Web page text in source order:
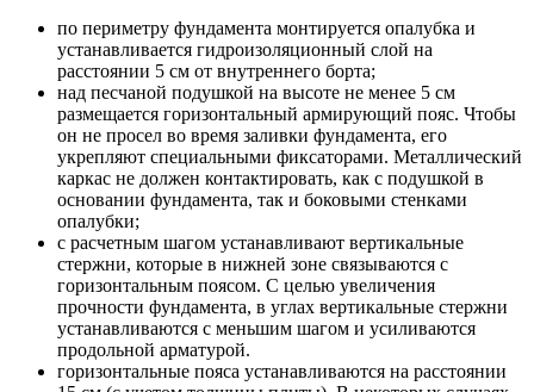
по периметру фундамента монтируется опалубка и
устанавливается гидроизоляционный слой на
расстоянии 5 см от внутреннего борта;
над песчаной подушкой на высоте не менее 5 см
размещается горизонтальный армирующий пояс. Чтобы
он не просел во время заливки фундамента, его
укрепляют специальными фиксаторами. Металлический
каркас не должен контактировать, как с подушкой в
основании фундамента, так и боковыми стенками
опалубки;
с расчетным шагом устанавливают вертикальные
стержни, которые в нижней зоне связываются с
горизонтальным поясом. С целью увеличения
прочности фундамента, в углах вертикальные стержни
устанавливаются с меньшим шагом и усиливаются
продольной арматурой.
горизонтальные пояса устанавливаются на расстоянии